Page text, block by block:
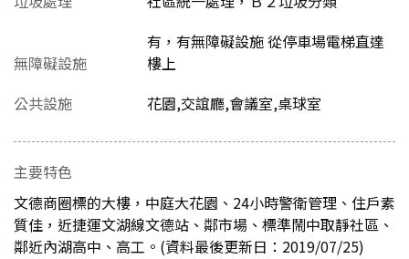
無障礙設施
有，有無障礙設施 從停車場電梯直達
樓上
公共設施
花園,交誼廳,會議室,桌球室
主要特色
文德商圈標的大樓，中庭大花園、24小時警衛管理、住戶素
質佳，近捷運文湖線文德站、鄰市場、標準鬧中取靜社區、
鄰近內湖高中、高工。(資料最後更新日：2019/07/25)